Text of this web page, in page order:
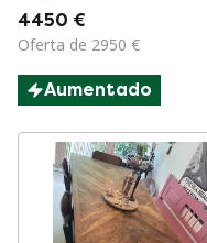
Xilos
4450 €
Oferta de 2950 €
Aumentado